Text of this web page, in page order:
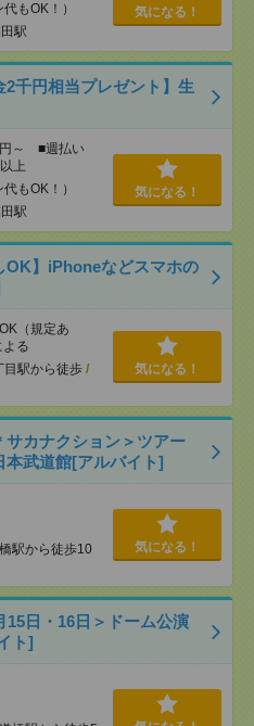
もOK！）
駅
気になる！
千円相当プレゼント】生
円～ ■週払い
上
もOK！）
駅
気になる！
OK】iPhoneなどスマホの
（規定あ
る
目駅から徒歩 /
気になる！
サカナクション＞ツアー
本武道館[アルバイト]
駅から徒歩10
気になる！
15日・16日＞ドーム公演
ト]